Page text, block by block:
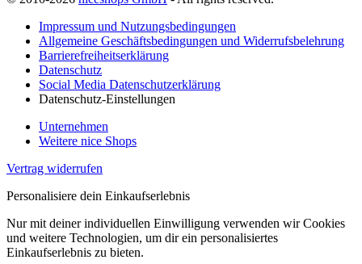
Impressum und Nutzungsbedingungen
Allgemeine Geschäftsbedingungen und Widerrufsbelehrung
Barrierefreiheitserklärung
Datenschutz
Social Media Datenschutzerklärung
Datenschutz-Einstellungen
Unternehmen
Weitere nice Shops
Vertrag widerrufen
Personalisiere dein Einkaufserlebnis
Nur mit deiner individuellen Einwilligung verwenden wir Cookies
und weitere Technologien, um dir ein personalisiertes
Einkaufserlebnis zu bieten.